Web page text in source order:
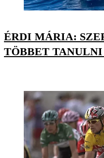
ÉRDI MÁRIA:
TÖBBET